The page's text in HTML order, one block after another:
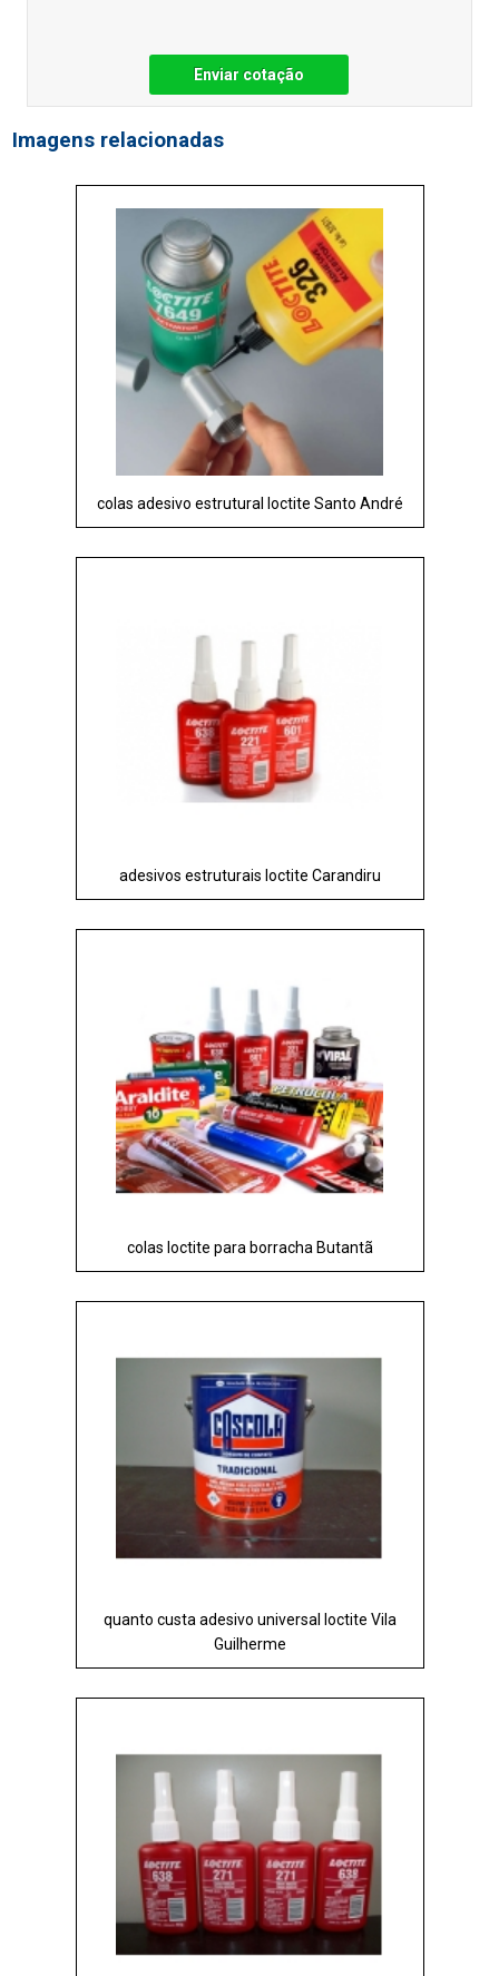
Enviar cotação
Imagens relacionadas
colas adesivo estrutural loctite Santo André
adesivos estruturais loctite Carandiru
colas loctite para borracha Butantã
quanto custa adesivo universal loctite Vila
Guilherme